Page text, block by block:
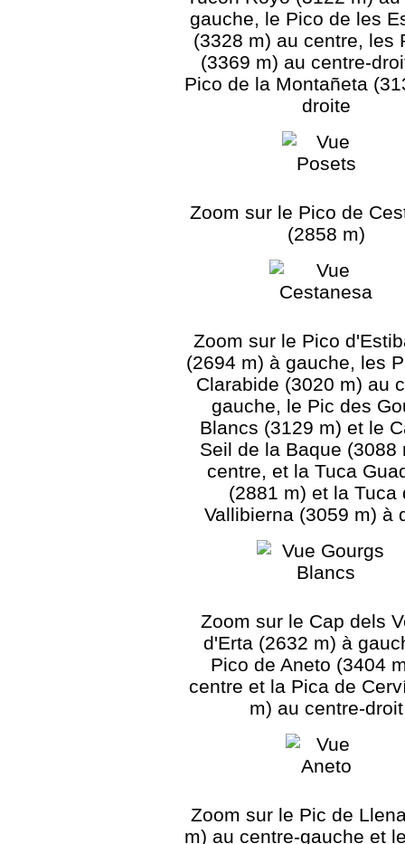
gauche, le Pico de les
(3328 m) au centre, les
(3369 m) au centre-
Pico de la Montañeta
droite
Zoom sur le Pico de
(2858 m)
Zoom sur le Pico
(2694 m) à gauche, les
Clarabide (3020 m) au
gauche, le Pic des
Blancs (3129 m) et le
Seil de la Baque (3088
centre, et la Tuca
(2881 m) et la Tuca
Vallibierna (3059 m) à
Zoom sur le Cap dels
d'Erta (2632 m) à
Pico de Aneto (3404
centre et la Pica de
m) au centre-droit
Zoom sur le Pic de
m) au centre-gauche et